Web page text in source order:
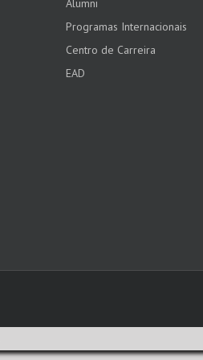
Alumni
Programas Internacionais
Centro de Carreira
EAD